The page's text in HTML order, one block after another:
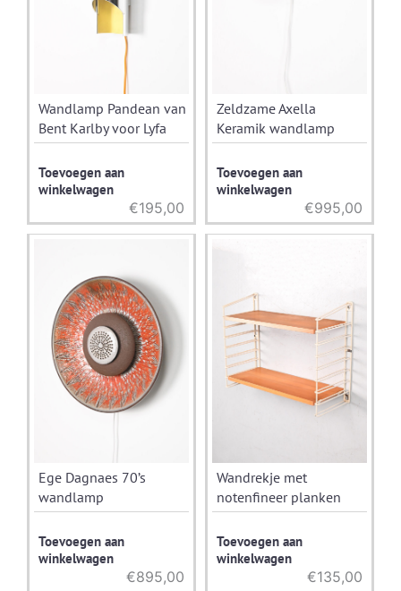
Wandlamp Pandean van
Bent Karlby voor Lyfa
Toevoegen aan
winkelwagen
€195,00
Zeldzame Axella
Keramik wandlamp
Toevoegen aan
winkelwagen
€995,00
Ege Dagnaes 70’s
wandlamp
Toevoegen aan
winkelwagen
€895,00
Wandrekje met
notenfineer planken
Toevoegen aan
winkelwagen
€135,00